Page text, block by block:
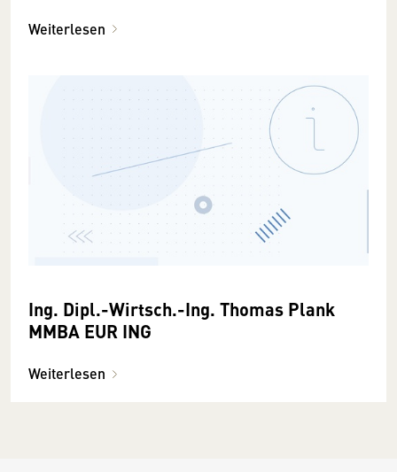
Weiterlesen
Ing. Dipl.-Wirtsch.-Ing. Thomas Plank
MMBA EUR ING
Weiterlesen